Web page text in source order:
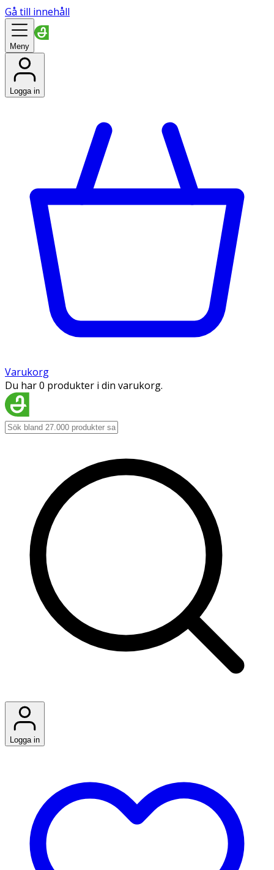
Gå till innehåll
Meny
Logga in
Varukorg
Du har 0 produkter i din varukorg.
Logga in